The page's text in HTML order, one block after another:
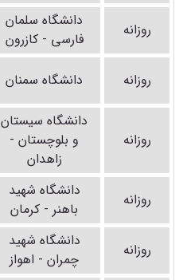
روزانه
دانشگاه سلمان
فارسی - کازرون
روزانه دانشگاه سمنان
روزانه
دانشگاه سیستان
و بلوچستان -
زاهدان
روزانه
دانشگاه شهید
باهنر - کرمان
روزانه
دانشگاه شهید
چمران - اهواز